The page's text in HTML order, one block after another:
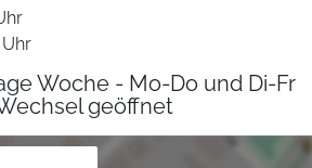
Woche - Mo-Do und Di-Fr
geöffnet